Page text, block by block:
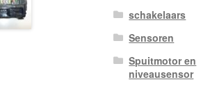
schakelaars
Sensoren
Spuitmotor en
niveausensor